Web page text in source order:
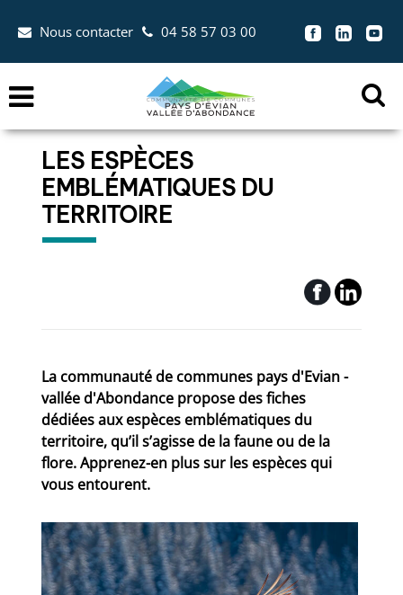
Aller à la recherche
Nous contacter 04 58 57 03 00
 
la
LES ESPÈCES
EMBLÉMATIQUES DU
TERRITOIRE
La communauté de communes pays d'Evian -
vallée d'Abondance propose des fiches
dédiées aux espèces emblématiques du
territoire, qu’il s’agisse de la faune ou de la
flore. Apprenez-en plus sur les espèces qui
vous entourent.